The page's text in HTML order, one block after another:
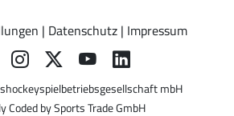
| Datenschutz| Impressum
mbH
Coded bySports Trade GmbH